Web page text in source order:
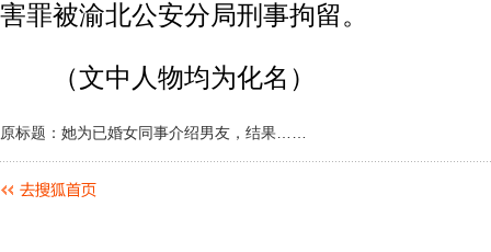
害罪被渝北公安分局刑事拘留。
（文中人物均为化名）
原标题：她为已婚女同事介绍男友，结果……